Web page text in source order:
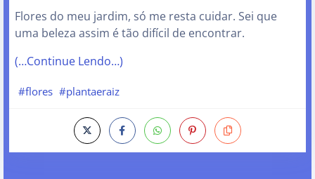
Flores do meu jardim, só me resta cuidar. Sei que
uma beleza assim é tão difícil de encontrar.
(…Continue Lendo…)
#flores #plantaeraiz